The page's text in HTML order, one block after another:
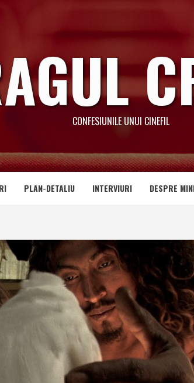
CONFESIUNILE UNUI CINEFIL
PLAN-DETALIU INTERVIURI DESPRE